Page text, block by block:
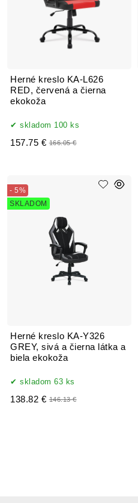
Herné kreslo KA-L626
RED, červená a čierna
ekokoža
skladom 100 ks
157.75 € 166.05 €
Herné kreslo KA-Y326
GREY, sivá a čierna látka a
biela ekokoža
- 5%
SKLADOM
skladom 63 ks
138.82 € 146.13 €